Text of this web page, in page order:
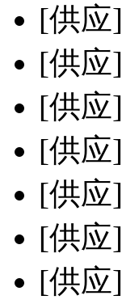
[供应]
[供应]
[供应]
[供应]
[供应]
[供应]
[供应]